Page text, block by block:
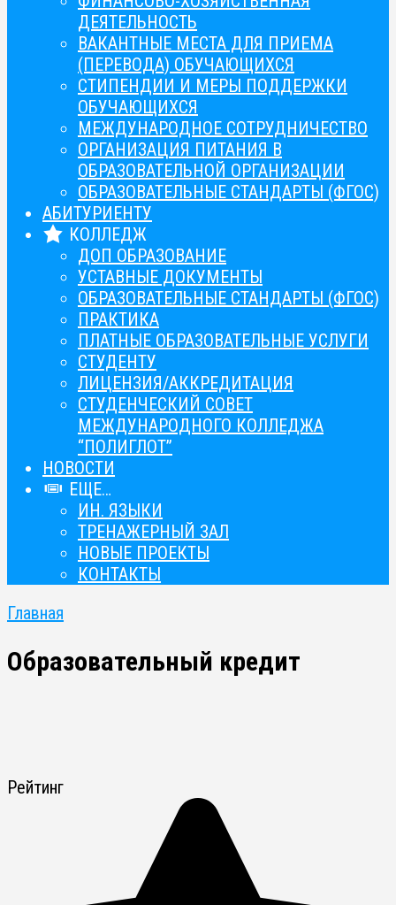
ДЕЯТЕЛЬНОСТЬ
ВАКАНТНЫЕ МЕСТА ДЛЯ ПРИЕМА
(ПЕРЕВОДА) ОБУЧАЮЩИХСЯ
СТИПЕНДИИ И МЕРЫ ПОДДЕРЖКИ
ОБУЧАЮЩИХСЯ
МЕЖДУНАРОДНОЕ СОТРУДНИЧЕСТВО
ОРГАНИЗАЦИЯ ПИТАНИЯ В
ОБРАЗОВАТЕЛЬНОЙ ОРГАНИЗАЦИИ
ОБРАЗОВАТЕЛЬНЫЕ СТАНДАРТЫ (ФГОС)
АБИТУРИЕНТУ
КОЛЛЕДЖ
ДОП ОБРАЗОВАНИЕ
УСТАВНЫЕ ДОКУМЕНТЫ
ОБРАЗОВАТЕЛЬНЫЕ СТАНДАРТЫ (ФГОС)
ПРАКТИКА
ПЛАТНЫЕ ОБРАЗОВАТЕЛЬНЫЕ УСЛУГИ
СТУДЕНТУ
ЛИЦЕНЗИЯ/АККРЕДИТАЦИЯ
СТУДЕНЧЕСКИЙ СОВЕТ
МЕЖДУНАРОДНОГО КОЛЛЕДЖА
“ПОЛИГЛОТ”
НОВОСТИ
ЕЩЕ…
ИН. ЯЗЫКИ
ТРЕНАЖЕРНЫЙ ЗАЛ
НОВЫЕ ПРОЕКТЫ
КОНТАКТЫ
Главная
Образовательный кредит
Рейтинг